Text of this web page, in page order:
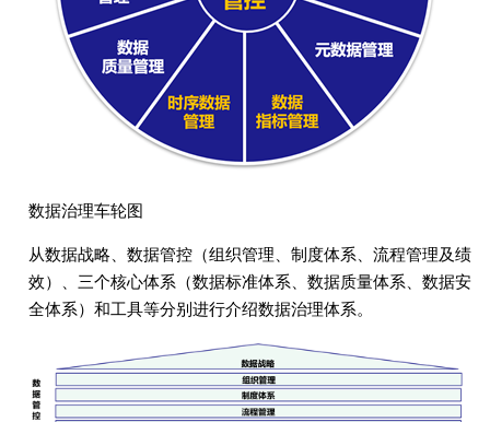
数据治理车轮图
从数据战略、数据管控（组织管理、制度体系、流程管理及绩
效）、三个核心体系（数据标准体系、数据质量体系、数据安
全体系）和工具等分别进行介绍数据治理体系。